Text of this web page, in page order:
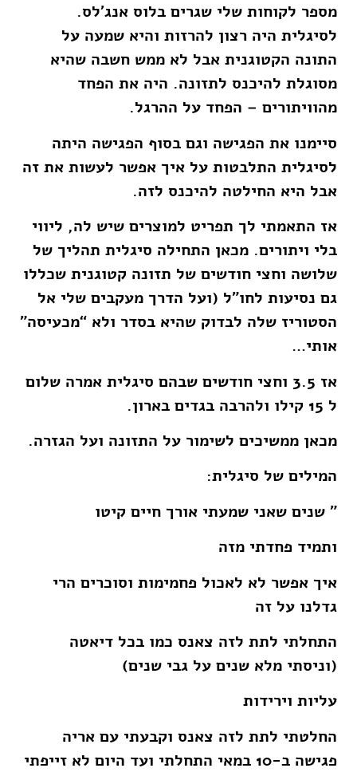
מספר לקוחות שלי שגרים בלוס אנג’לס.
לסיגלית היה רצון להרזות והיא שמעה על
התונה הקטוגנית אבל לא ממש חשבה שהיא
מסוגלת להיכנס לתזונה. היה את הפחד
מהוויתורים – הפחד על ההרגל.
סיימנו את הפגישה וגם בסוף הפגישה היתה
לסיגלית התלבטות על איך אפשר לעשות את זה
אבל היא החילטה להיכנס לזה.
אז התאמתי לך תפריט למוצרים שיש לה, ליווי
בלי ויתורים. מכאן התחילה סיגלית תהליך של
שלושה וחצי חודשים של תזונה קטוגנית שכללו
גם נסיעות לחו”ל (ועל הדרך מעקבים שלי אל
הסטוריז שלה לבדוק שהיא בסדר ולא “מכעיסה”
אותי…
אז 3.5 וחצי חודשים שבהם סיגלית אמרה שלום
ל 15 קילו ולהרבה בגדים בארון.
מכאן ממשיכים לשימור על התזונה ועל הגזרה.
המילים של סיגלית:
” שנים שאני שמעתי אורך חיים קיטו
ותמיד פחדתי מזה
איך אפשר לא לאכול פחמימות וסוכרים הרי
גדלנו על זה
התחלתי לתת לזה צאנס כמו בכל דיאטה
(וניסתי מלא שנים על גבי שנים)
עליות וירידות
החלטתי לתת לזה צאנס וקבעתי עם אריה
פגישה ב-10 במאי התחלתי ועד היום לא זייפתי